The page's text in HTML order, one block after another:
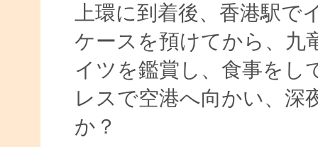
上環に到着後、香港駅
ケースを預けてから、九
イツを鑑賞し、食事をし
レスで空港へ向かい、深
か？